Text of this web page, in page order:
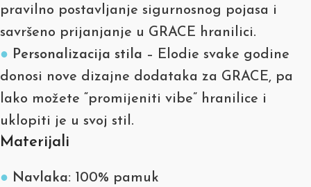
pravilno postavljanje sigurnosnog pojasa i
savršeno prijanjanje u GRACE hranilici.
● Personalizacija stila – Elodie svake godine
donosi nove dizajne dodataka za GRACE, pa
lako možete “promijeniti vibe” hranilice i
uklopiti je u svoj stil.
Materijali
● Navlaka: 100% pamuk